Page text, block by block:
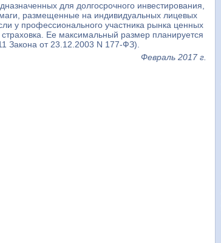
для долгосрочного инвестирования,
размещенные на индивидуальных лицевых
у профессионального участника рынка ценных
Ее максимальный размер планируется
Закона от 23.12.2003 N 177-ФЗ).
Февраль 2017 г.